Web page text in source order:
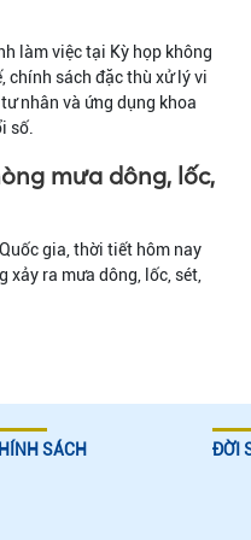
làm việc tại Kỳ họp không
chính sách đặc thù xử lý vi
nhân và ứng dụng khoa
số.
mưa dông, lốc,
gia, thời tiết hôm nay
xảy ra mưa dông, lốc, sét,
SÁCH ĐỜI